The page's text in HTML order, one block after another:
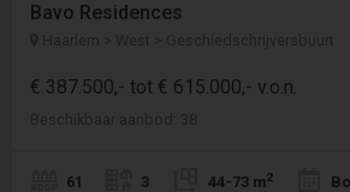
Bavo Residences
Haarlem > West > Geschiedschrijversbuurt
€ 387.500,- tot € 615.000,- v.o.n.
Beschikbaar aanbod: 38
61 3 44-73 m2